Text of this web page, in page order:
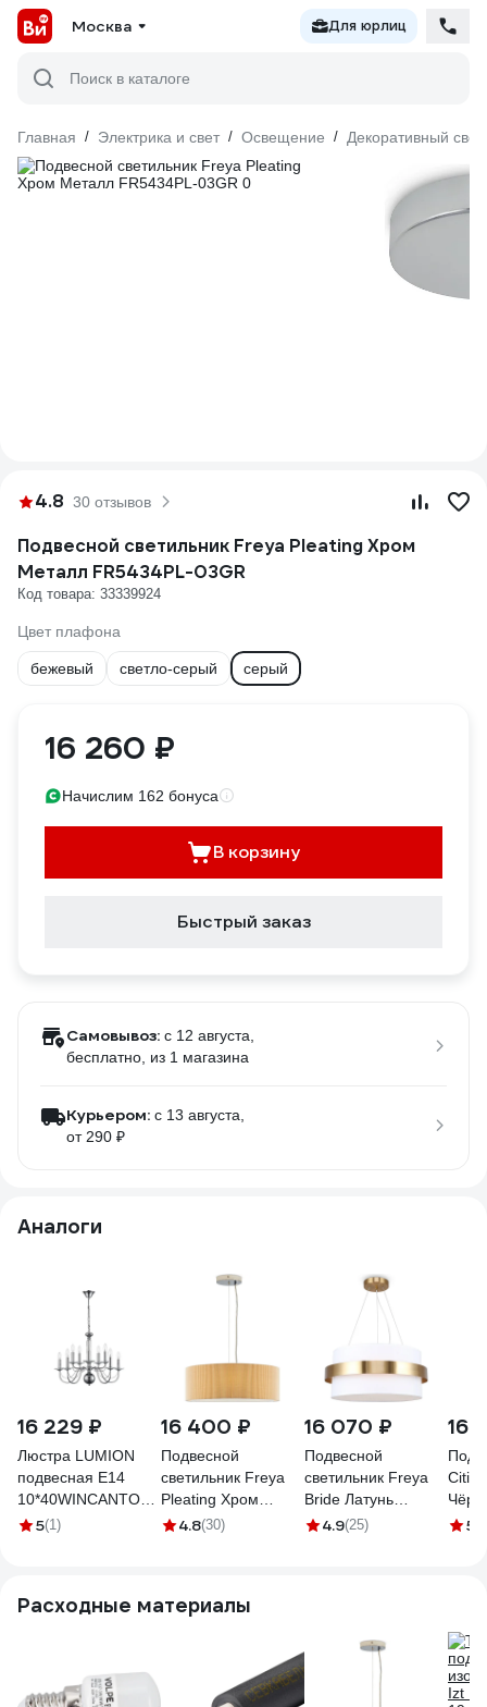
Москва Для юрлиц
Поиск в каталоге
Главная / Электрика и свет / Освещение / Декоративный свет
4.8 30 отзывов
Подвесной светильник Freya Pleating Хром
Металл FR5434PL-03GR
Код товара: 33339924
Цвет плафона
бежевый светло-серый серый
16 260 ₽
Начислим 162 бонуса
В корзину
Быстрый заказ
Самовывоз: c 12 августа,
бесплатно , из 1 магазина
Курьером: c 13 августа,
от 290 ₽
Аналоги
16 229 ₽
Люстра LUMION
подвесная E14
10*40WINCANTO
8034/10
5(1)
16 400 ₽
Подвесной
светильник Freya
Pleating Хром
Металл FR5434PL-
4.8(30)
16 070 ₽
Подвесной
светильник Freya
Bride Латунь
Металл FR5367PL-
4.9(25)
16
5
Расходные материалы